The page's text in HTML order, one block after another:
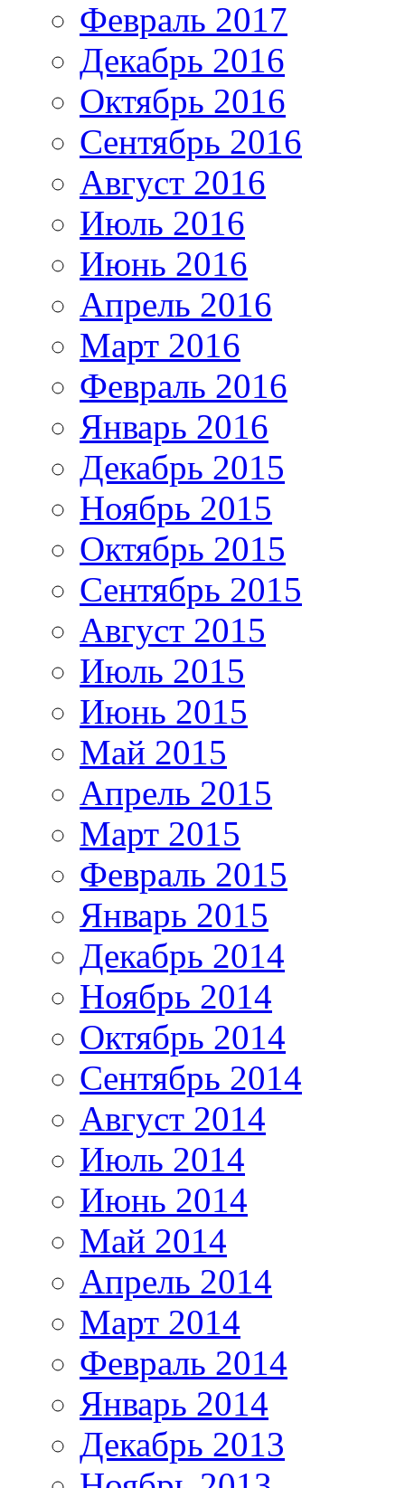
Февраль 2017
Декабрь 2016
Октябрь 2016
Сентябрь 2016
Август 2016
Июль 2016
Июнь 2016
Апрель 2016
Март 2016
Февраль 2016
Январь 2016
Декабрь 2015
Ноябрь 2015
Октябрь 2015
Сентябрь 2015
Август 2015
Июль 2015
Июнь 2015
Май 2015
Апрель 2015
Март 2015
Февраль 2015
Январь 2015
Декабрь 2014
Ноябрь 2014
Октябрь 2014
Сентябрь 2014
Август 2014
Июль 2014
Июнь 2014
Май 2014
Апрель 2014
Март 2014
Февраль 2014
Январь 2014
Декабрь 2013